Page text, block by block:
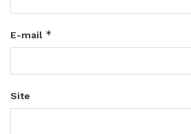
E-mail *
Site